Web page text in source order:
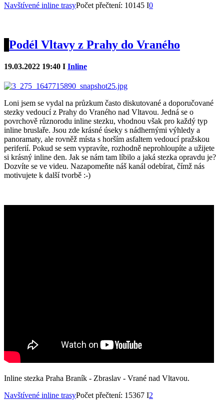
Navštívené inline trasyPočet přečtení: 10145 I0
Podél Vltavy z Prahy do Vraného
19.03.2022 19:40 I Inline
Loni jsem se vydal na průzkum často diskutované a doporučované
stezky vedoucí z Prahy do Vraného nad Vltavou. Jedná se o
povrchově různorodu inline stezku, vhodnou však pro každý typ
inline bruslaře. Jsou zde krásné úseky s nádhernými výhledy a
panoramaty, ale rovněž místa s horším asfaltem vedoucí pražskou
periferií. Pokud se sem vypravíte, rozhodně neprohloupíte a užijete
si krásný inline den. Jak se nám tam líbilo a jaká stezka opravdu je?
Dozvíte se ve videu. Nazapomeňte náš kanál odebírat, čímž nás
motivujete k další tvorbě :-)
Inline stezka Praha Braník - Zbraslav - Vrané nad Vltavou.
Navštívené inline trasyPočet přečtení: 15367 I2